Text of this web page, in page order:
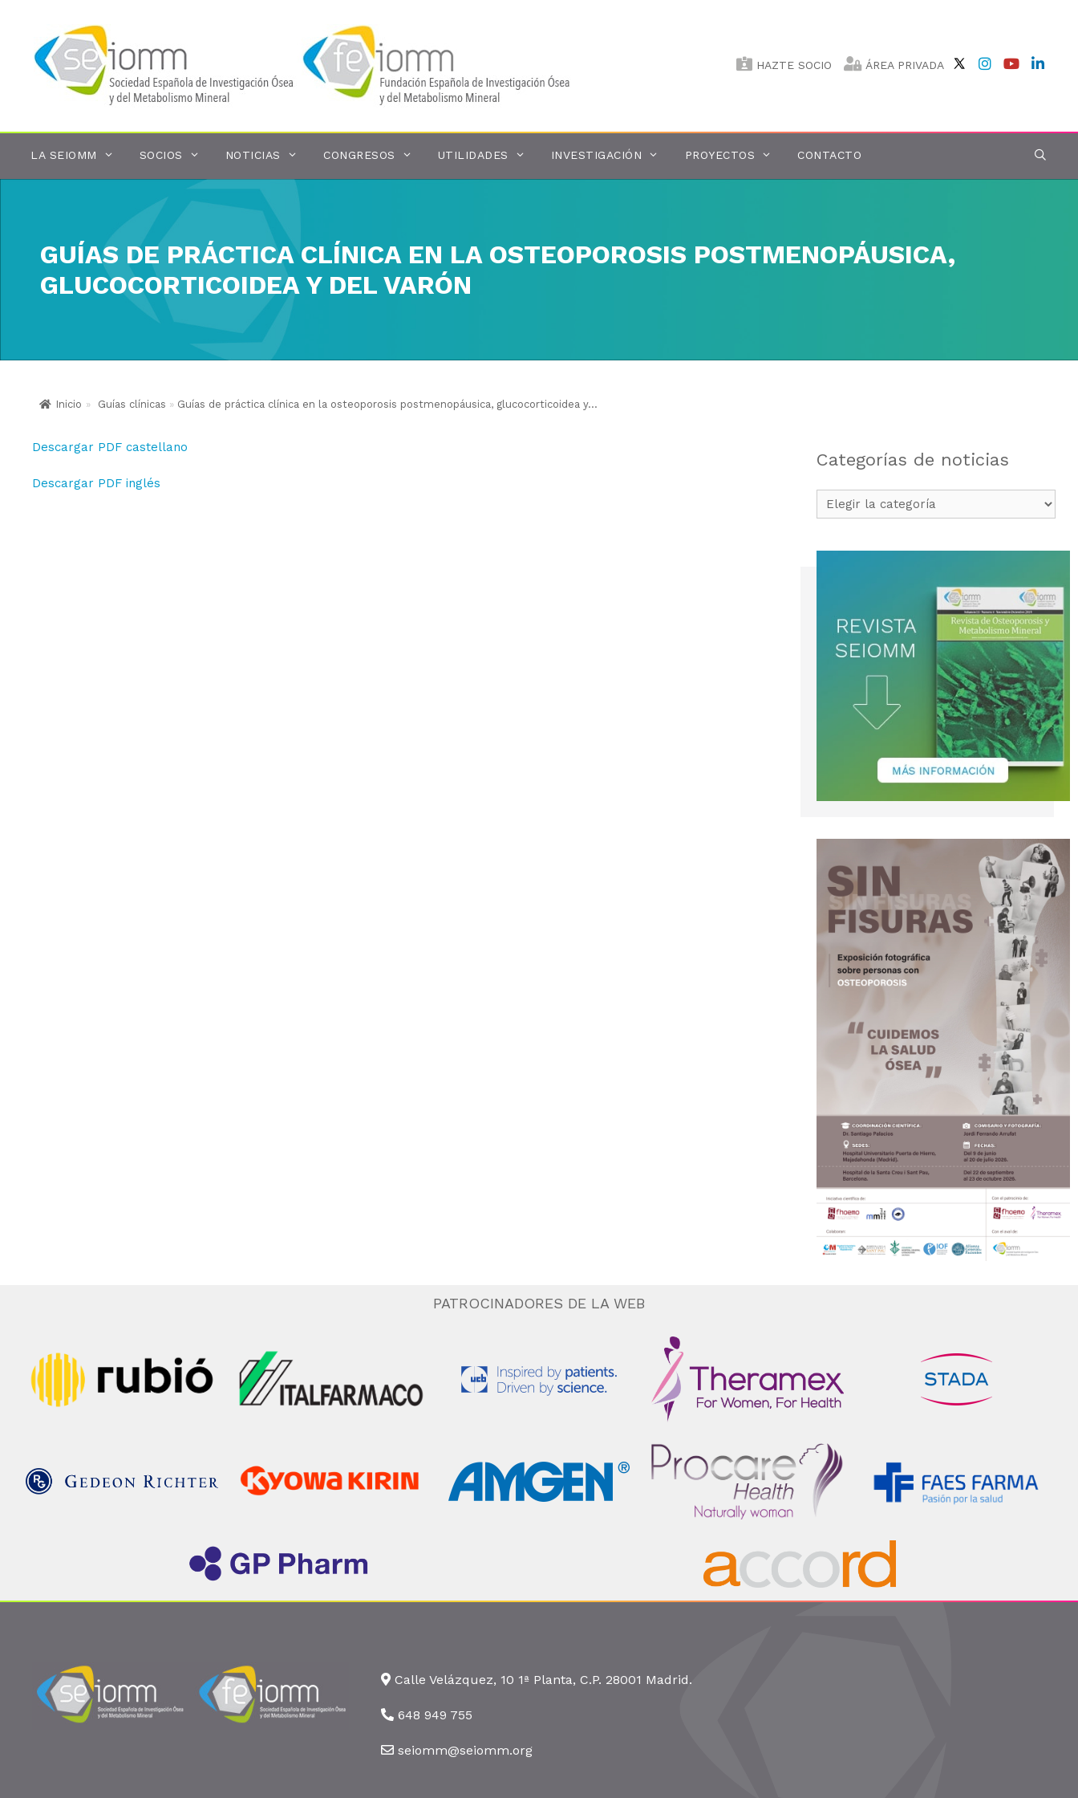
contenido
HAZTE SOCIO ÁREA PRIVADA
LA SEIOMM SOCIOS NOTICIAS CONGRESOS UTILIDADES INVESTIGACIÓN PROYECTOS CONTACTO
GUÍAS DE PRÁCTICA CLÍNICA EN LA OSTEOPOROSIS POSTMENOPÁUSICA,
GLUCOCORTICOIDEA Y DEL VARÓN
Inicio » Guías clínicas » Guías de práctica clínica en la osteoporosis postmenopáusica, glucocorticoidea y...
Descargar PDF castellano
Descargar PDF inglés
Categorías de noticias
Categorías
de
PATROCINADORES DE LA WEB
Calle Velázquez, 10 1ª Planta, C.P. 28001 Madrid.
648 949 755
seiomm@seiomm.org